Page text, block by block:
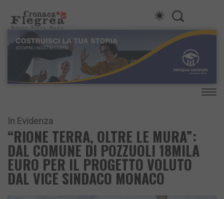
In Evidenza
“RIONE TERRA, OLTRE LE MURA”:
DAL COMUNE DI POZZUOLI 18MILA
EURO PER IL PROGETTO VOLUTO
DAL VICE SINDACO MONACO